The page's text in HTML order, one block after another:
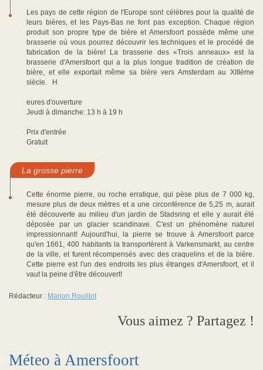
Les pays de cette région de l'Europe sont célèbres pour la qualité de
leurs bières, et les Pays-Bas ne font pas exception. Chaque région
produit son propre type de bière et Amersfoort possède même une
brasserie où vous pourrez découvrir les techniques et le procédé de
fabrication de la bière! La brasserie des «Trois anneaux» est la
brasserie d'Amersfoort qui a la plus longue tradition de création de
bière, et elle exportait même sa bière vers Amsterdam au XIIIème
siècle. H
eures d'ouverture
Jeudi à dimanche: 13 h à 19 h
Prix d'entrée
Gratuit
La grosse pierre
Cette énorme pierre, ou roche erratique, qui pèse plus de 7 000 kg,
mesure plus de deux mètres et a une circonférence de 5,25 m, aurait
été découverte au milieu d'un jardin de Stadsring et elle y aurait été
déposée par un glacier scandinave. C'est un phénomène naturel
impressionnant! Aujourd'hui, la pierre se trouve à Amersfoort parce
qu'en 1661, 400 habitants la transportèrent à Varkensmarkt, au centre
de la ville, et furent récompensés avec des craquelins et de la bière.
Cette pierre est l'un des endroits les plus étranges d'Amersfoort, et il
vaut la peine d'être découvert!
Rédacteur : Marion Rouillot
Vous aimez ? Partagez !
Méteo à Amersfoort